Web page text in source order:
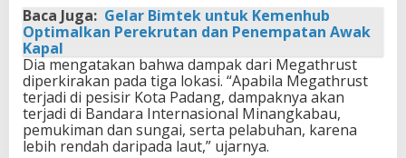
Baca Juga: Gelar Bimtek untuk Kemenhub
Optimalkan Perekrutan dan Penempatan Awak
Kapal
Dia mengatakan bahwa dampak dari Megathrust
diperkirakan pada tiga lokasi. “Apabila Megathrust
terjadi di pesisir Kota Padang, dampaknya akan
terjadi di Bandara Internasional Minangkabau,
pemukiman dan sungai, serta pelabuhan, karena
lebih rendah daripada laut,” ujarnya.